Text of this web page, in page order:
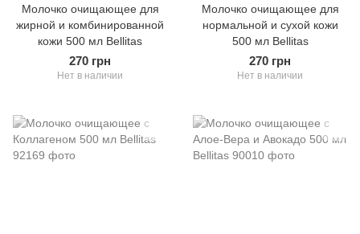
Молочко очищающее для
жирной и комбинированной
кожи 500 мл Bellitas
270 грн
Нет в наличии
Молочко очищающее для
нормальной и сухой кожи
500 мл Bellitas
270 грн
Нет в наличии